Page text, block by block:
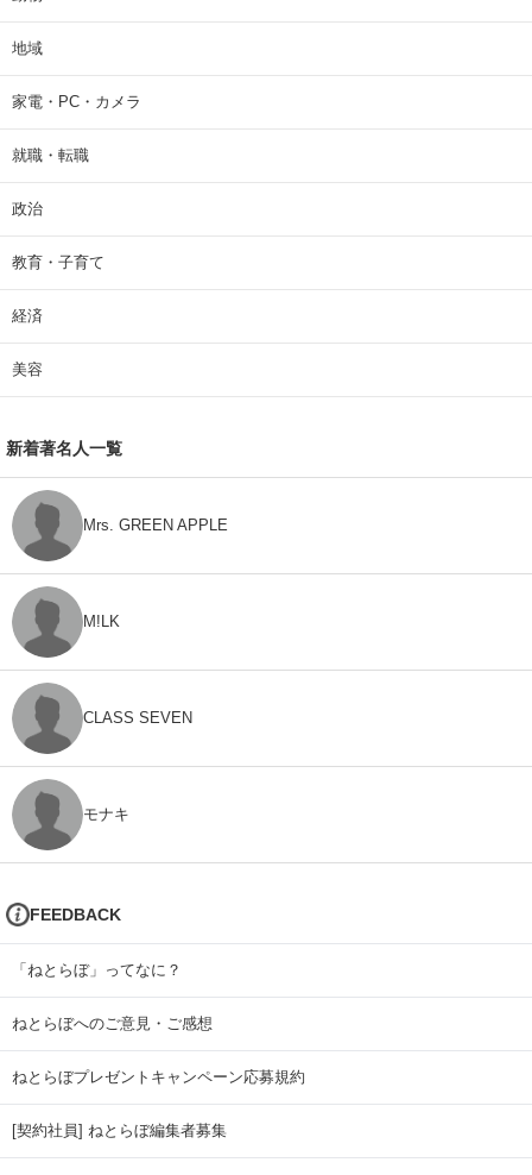
地域
家電・PC・カメラ
就職・転職
政治
教育・子育て
経済
美容
新着著名人一覧
Mrs. GREEN APPLE
M!LK
CLASS SEVEN
モナキ
FEEDBACK
「ねとらぼ」ってなに？
ねとらぼへのご意見・ご感想
ねとらぼプレゼントキャンペーン応募規約
[契約社員] ねとらぼ編集者募集